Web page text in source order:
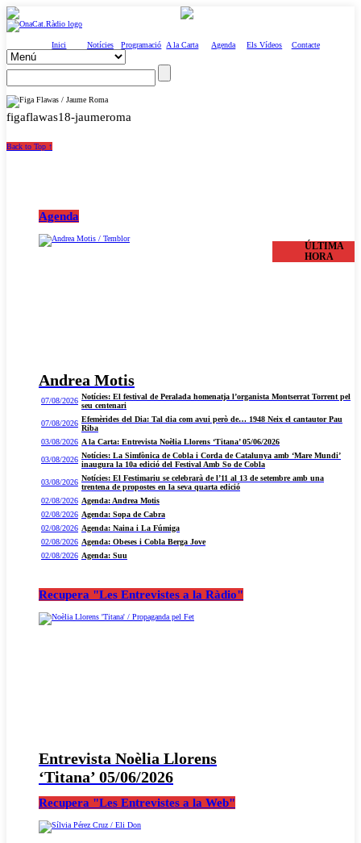
Inici Notícies Programació A la Carta Agenda Els Vídeos Contacte
figaflawas18-jaumeroma
Back to Top ↑
Agenda
Andrea Motis
ÚLTIMA
HORA
07/08/2026 Notícies: El festival de Peralada homenatja l’organista Montserrat Torrent pel
seu centenari
07/08/2026 Efemèrides del Dia: Tal dia com avui però de… 1948 Neix el cantautor Pau
Riba
03/08/2026 A la Carta: Entrevista Noèlia Llorens ‘Titana’ 05/06/2026
03/08/2026 Notícies: La Simfònica de Cobla i Corda de Catalunya amb ‘Mare Mundi’
inaugura la 10a edició del Festival Amb So de Cobla
03/08/2026 Notícies: El Festimariu se celebrarà de l’11 al 13 de setembre amb una
trentena de propostes en la seva quarta edició
02/08/2026 Agenda: Andrea Motis
02/08/2026 Agenda: Sopa de Cabra
02/08/2026 Agenda: Naina i La Fúmiga
02/08/2026 Agenda: Obeses i Cobla Berga Jove
02/08/2026 Agenda: Suu
Recupera "Les Entrevistes a la Ràdio"
Entrevista Noèlia Llorens
‘Titana’ 05/06/2026
Recupera "Les Entrevistes a la Web"